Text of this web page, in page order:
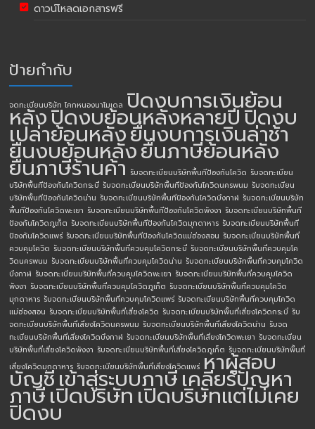
ดาวน์โหลดเอกสารฟรี
ป้ายกำกับ
จดทะเบียนบริษัท โคกหนองนาโมเดล ปิดงบการเงินย้อน
หลังปิดงบย้อนหลังหลายปีปิดงบ
เปล่าย้อนหลังยื่นงบการเงินล่าช้า
ยื่นงบย้อนหลังยื่นภาษีย้อนหลัง
ยื่นภาษีร้านค้า รับจดทะเบียนบริษัทพื้นทีป้องกันโควิด รับจดทะเบียน
บริษัทพื้นทีป้องกันโควิดกระบี่ รับจดทะเบียนบริษัทพื้นทีป้องกันโควิดนครพนม รับจดทะเบียน
บริษัทพื้นทีป้องกันโควิดน่าน รับจดทะเบียนบริษัทพื้นทีป้องกันโควิดบึงกาฬ รับจดทะเบียนบริษัท
พื้นทีป้องกันโควิดพะเยา รับจดทะเบียนบริษัทพื้นทีป้องกันโควิดพังงา รับจดทะเบียนบริษัทพื้นที
ป้องกันโควิดภูเก็ต รับจดทะเบียนบริษัทพื้นทีป้องกันโควิดมุกดาหาร รับจดทะเบียนบริษัทพื้นที
ป้องกันโควิดแพร่ รับจดทะเบียนบริษัทพื้นทีป้องกันโควิดแม่ฮ่องสอน รับจดทะเบียนบริษัทพื้นที่
ควบคุมโควิด รับจดทะเบียนบริษัทพื้นที่ควบคุมโควิดกระบี่ รับจดทะเบียนบริษัทพื้นที่ควบคุมโค
วิดนครพนม รับจดทะเบียนบริษัทพื้นที่ควบคุมโควิดน่าน รับจดทะเบียนบริษัทพื้นที่ควบคุมโควิด
บึงกาฬ รับจดทะเบียนบริษัทพื้นที่ควบคุมโควิดพะเยา รับจดทะเบียนบริษัทพื้นที่ควบคุมโควิด
พังงา รับจดทะเบียนบริษัทพื้นที่ควบคุมโควิดภูเก็ต รับจดทะเบียนบริษัทพื้นที่ควบคุมโควิด
มุกดาหาร รับจดทะเบียนบริษัทพื้นที่ควบคุมโควิดแพร่ รับจดทะเบียนบริษัทพื้นที่ควบคุมโควิด
แม่ฮ่องสอน รับจดทะเบียนบริษัทพื้นที่เสี่ยงโควิด รับจดทะเบียนบริษัทพื้นที่เสี่ยงโควิดกระบี่ รับ
จดทะเบียนบริษัทพื้นที่เสี่ยงโควิดนครพนม รับจดทะเบียนบริษัทพื้นที่เสี่ยงโควิดน่าน รับจด
ทะเบียนบริษัทพื้นที่เสี่ยงโควิดบึงกาฬ รับจดทะเบียนบริษัทพื้นที่เสี่ยงโควิดพะเยา รับจดทะเบียน
บริษัทพื้นที่เสี่ยงโควิดพังงา รับจดทะเบียนบริษัทพื้นที่เสี่ยงโควิดภูเก็ต รับจดทะเบียนบริษัทพื้นที่
เสี่ยงโควิดมุกดาหาร รับจดทะเบียนบริษัทพื้นที่เสี่ยงโควิดแพร่ หาผู้สอบ
บัญชีเข้าสู่ระบบภาษีเคลียร์ปัญหา
ภาษีเปิดบริษัทเปิดบริษัทแต่ไม่เคย
ปิดงบ